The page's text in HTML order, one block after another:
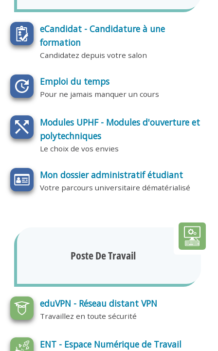
eCandidat - Candidature à une
formation
Candidatez depuis votre salon
Emploi du temps
Pour ne jamais manquer un cours
Modules UPHF - Modules d'ouverture et
polytechniques
Le choix de vos envies
Mon dossier administratif étudiant
Votre parcours universitaire dématérialisé
Poste De Travail
eduVPN - Réseau distant VPN
Travaillez en toute sécurité
ENT - Espace Numérique de Travail